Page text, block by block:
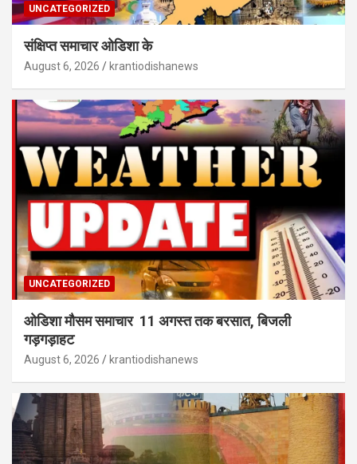
UNCATEGORIZED
संक्षिप्त समाचार ओडिशा के
August 6, 2026 krantiodishanews
UNCATEGORIZED
ओडिशा मौसम समाचार 11 अगस्त तक बरसात, बिजली
गड़गड़ाहट
August 6, 2026 krantiodishanews